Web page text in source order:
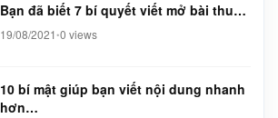
Bạn đã biết 7 bí quyết viết mở bài thu…
19/08/2021 •0 views
10 bí mật giúp bạn viết nội dung nhanh
hơn…